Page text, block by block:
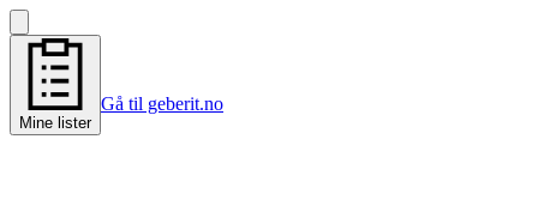
Mine lister
Gå til geberit.no